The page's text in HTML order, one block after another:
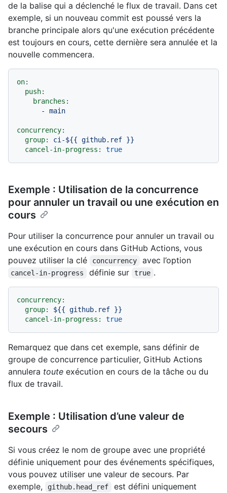
de la balise qui a déclenché le flux de travail. Dans cet
exemple, si un nouveau commit est poussé vers la
branche principale alors qu'une exécution précédente
est toujours en cours, cette dernière sera annulée et la
nouvelle commencera.
on:
push:
branches:
-
main
concurrency:
group:
ci-${{ github.ref }}
cancel-in-progress:
true
Exemple : Utilisation de la concurrence
pour annuler un travail ou une exécution en
cours
Pour utiliser la concurrence pour annuler un travail ou
une exécution en cours dans GitHub Actions, vous
pouvez utiliser la clé
concurrency avec l’option
cancel-in-progress définie sur true .
concurrency:
group:
${{ github.ref }}
cancel-in-progress:
true
Remarquez que dans cet exemple, sans définir de
groupe de concurrence particulier, GitHub Actions
annulera toute exécution en cours de la tâche ou du
flux de travail.
Exemple : Utilisation d’une valeur de
secours
Si vous créez le nom de groupe avec une propriété
définie uniquement pour des événements spécifiques,
vous pouvez utiliser une valeur de secours. Par
exemple,
github.head_ref
est défini uniquement